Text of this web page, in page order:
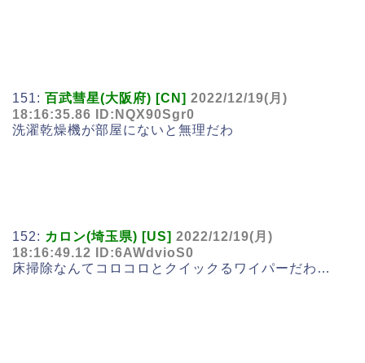
151: 百武彗星(大阪府) [CN] 2022/12/19(月)
18:16:35.86 ID:NQX90Sgr0
洗濯乾燥機が部屋にないと無理だわ
152: カロン(埼玉県) [US] 2022/12/19(月)
18:16:49.12 ID:6AWdvioS0
床掃除なんてコロコロとクイックるワイパーだわ…